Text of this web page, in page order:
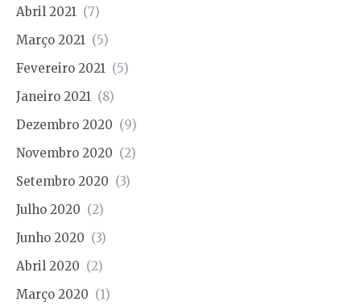
Abril 2021 (7)
Março 2021 (5)
Fevereiro 2021 (5)
Janeiro 2021 (8)
Dezembro 2020 (9)
Novembro 2020 (2)
Setembro 2020 (3)
Julho 2020 (2)
Junho 2020 (3)
Abril 2020 (2)
Março 2020 (1)